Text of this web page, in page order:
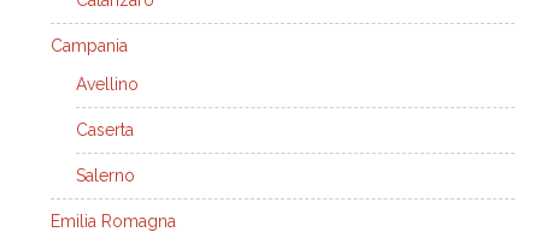
Campania
Avellino
Caserta
Salerno
Emilia Romagna